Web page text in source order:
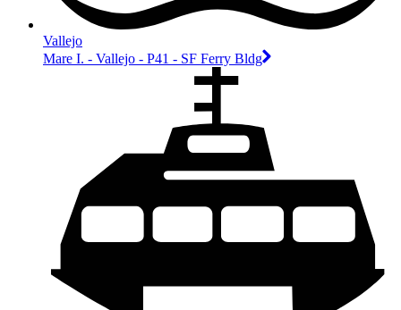
Vallejo
Mare I. - Vallejo - P41 - SF Ferry Bldg